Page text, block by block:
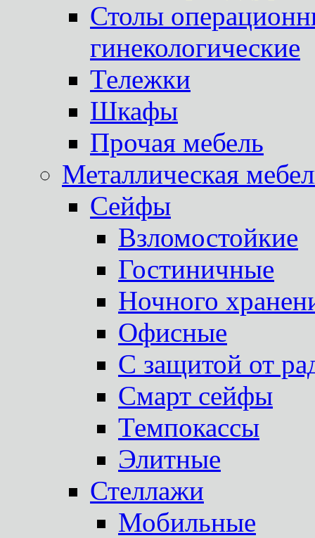
Столы
гинекологические
Тележки
Шкафы
Прочая мебель
Металлическая
Сейфы
Взломостойкие
Гостиничные
Ночного
Офисные
С защитой от
Смарт сейфы
Темпокассы
Элитные
Стеллажи
Мобильные